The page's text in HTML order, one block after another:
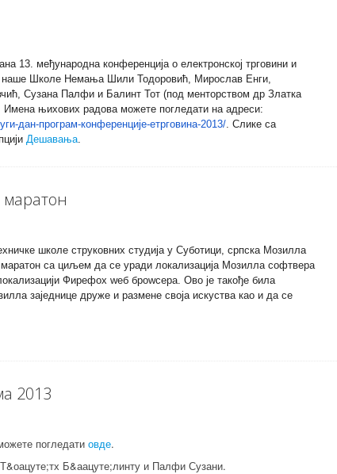
13. међународна конференција о електронској трговини и
наше Школе Немања Шили Тодоровић, Мирослав Енги,
Сузана Палфи и Балинт Тот (под менторством др Златка
њихових радова можете погледати на адреси:
дан-програм-конференције-етрговина-2013/. Слике са
Дешавања.
школе струковних студија у Суботици, српска Мозилла
маратон са циљем да се уради локализација Мозилла софтвера
Фирефоx wеб броwсера. Ово је такође била
заједнице друже и размене своја искуства као и да се
2013
погледати овде.
Б&аацуте;линту и Палфи Сузани.